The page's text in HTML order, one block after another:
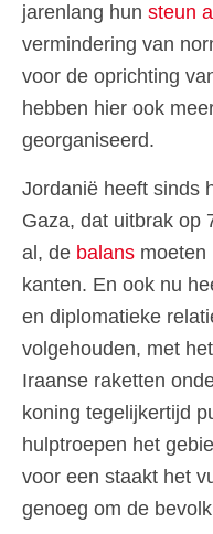
jarenlang hun steun
vermindering van
voor de oprichting
hebben hier ook
georganiseerd.
Jordanië heeft sinds
Gaza, dat uitbrak op
al, de balans moeten
kanten. En ook nu
en diplomatieke
volgehouden, met
Iraanse raketten
koning tegelijkertijd
hulptroepen het
voor een staakt het
genoeg om de